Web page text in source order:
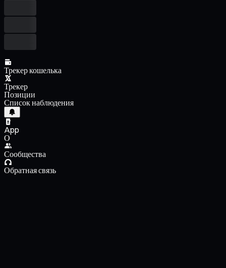
Трекер кошелька
Трекер
Позиции
Список наблюдения
App
О
Сообщества
Обратная связь